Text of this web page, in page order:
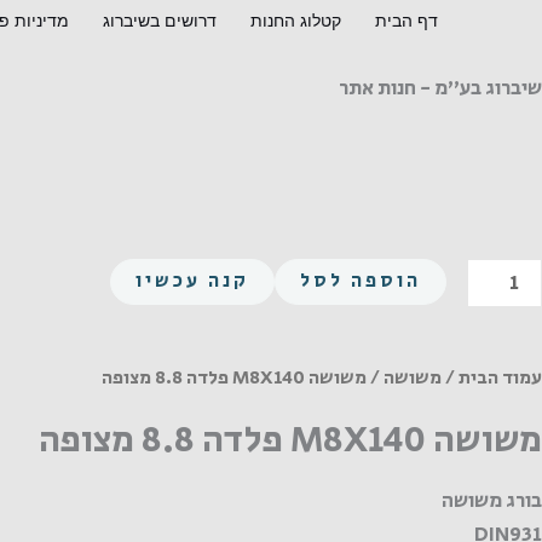
דף הבית קטלוג החנות דרושים בשיברוג מדיניות
שיברוג בע"מ - חנות אתר
כמות
של
M8X140
8.8
הוספה לסל קנה עכשיו
עמוד הבית/משושה/ משושה M8X140 פלדה 8.8 מצופה
משושה M8X140 פלדה 8.8 מצופה
בורג משושה
DIN931